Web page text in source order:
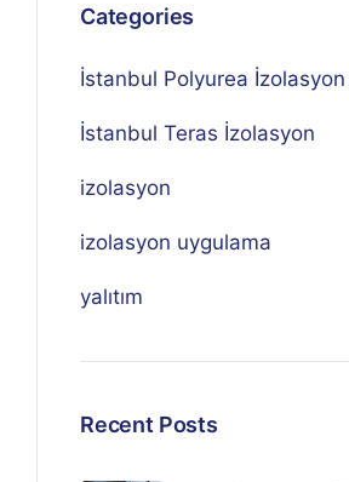
Categories
İstanbul Polyurea İzolasyon
İstanbul Teras İzolasyon
izolasyon
izolasyon uygulama
yalıtım
Recent Posts